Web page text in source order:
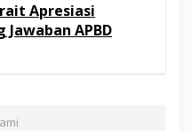
Apresiasi
APBD